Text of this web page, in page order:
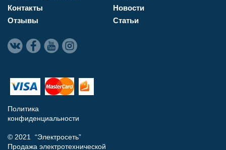
Контакты
Отзывы
Новости
Статьи
Политика
конфиденциальности
© 2021 “Электросеть”
Продажа электротехнической